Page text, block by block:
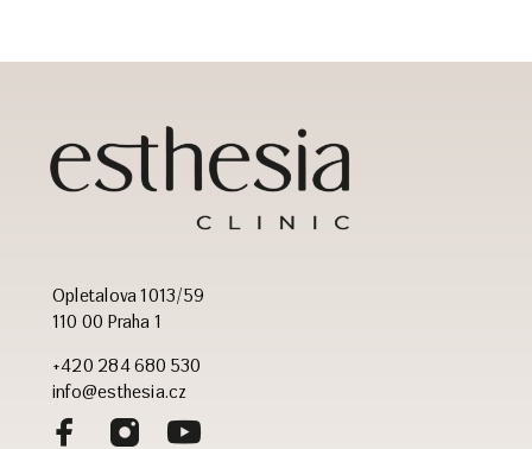
Opletalova 1013/59
110 00 Praha 1
+420 284 680 530
info@esthesia.cz